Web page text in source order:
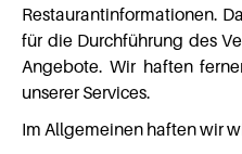
Restaurantinformationen.
für die Durchführung des
Angebote. Wir haften
unserer Services.
Im Allgemeinen haften wir